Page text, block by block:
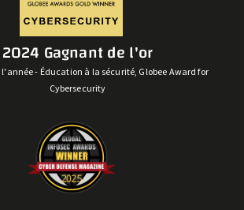
2024 Gagnant de l'or
l'année - Éducation à la sécurité, Globee Award for
Cybersecurity